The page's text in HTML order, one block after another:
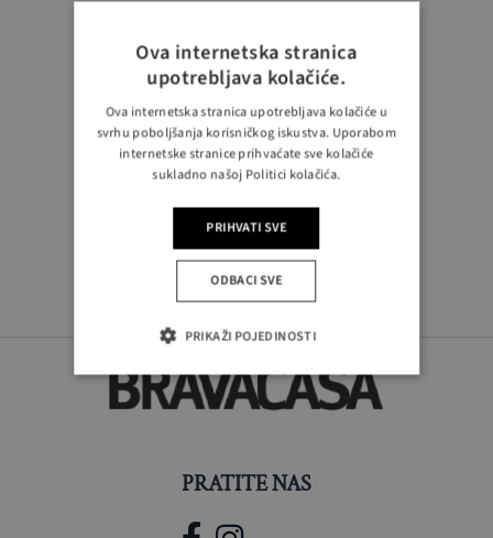
PRATITE NAS
Ova internetska stranica
upotrebljava kolačiće.
Ova internetska stranica upotrebljava kolačiće u
svrhu poboljšanja korisničkog iskustva. Uporabom
internetske stranice prihvaćate sve kolačiće
sukladno našoj Politici kolačića.
PRIHVATI SVE
ODBACI SVE
PRIKAŽI POJEDINOSTI